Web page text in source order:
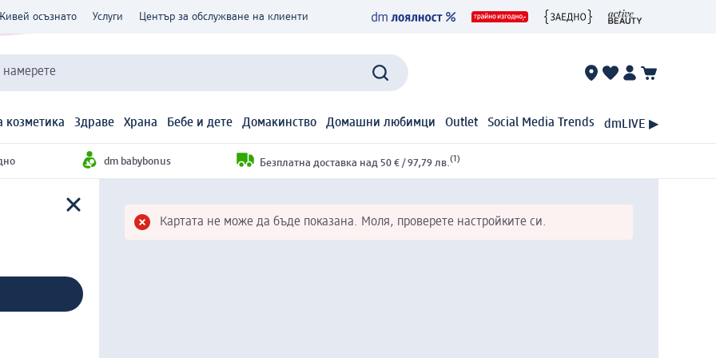
осъзнато Услуги Център за обслужване на клиенти
намерете
козметика Здраве Храна Бебе и дете Домакинство Домашни любимци Outlet Social Media Trends dmLIVE ▶
dm babybonus Безплатна доставка над 50 € / 97,79 лв. (1)
Картата не може да бъде показана. Моля, проверете настройките си.